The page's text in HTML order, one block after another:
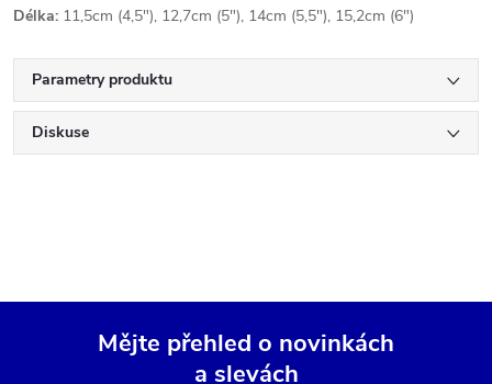
Délka: 11,5cm (4,5"), 12,7cm (5"), 14cm (5,5"), 15,2cm (6")
Parametry produktu
Diskuse
Mějte přehled o novinkách
a slevách